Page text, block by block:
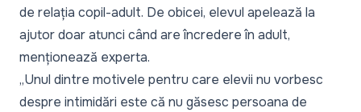
de relația copil-adult. De obicei, elevul apelează la
ajutor doar atunci când are încredere în adult,
menționează experta.
„Unul dintre motivele pentru care elevii nu vorbesc
despre intimidări este că nu găsesc persoana de